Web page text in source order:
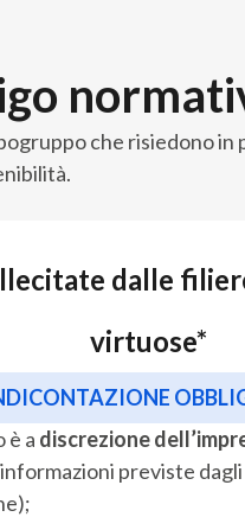
che risiedono in
dalle
virtuose*
è a discrezione
previste